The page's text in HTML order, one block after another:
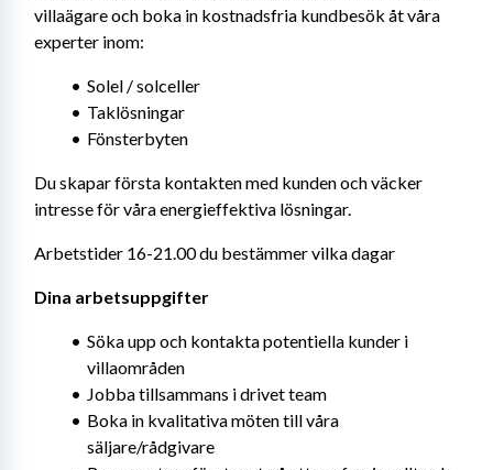
villaägare och boka in kostnadsfria kundbesök åt våra
experter inom:
Solel / solceller
Taklösningar
Fönsterbyten
Du skapar första kontakten med kunden och väcker
intresse för våra energieffektiva lösningar.
Arbetstider 16-21.00 du bestämmer vilka dagar
Dina arbetsuppgifter
Söka upp och kontakta potentiella kunder i
villaområden
Jobba tillsammans i drivet team
Boka in kvalitativa möten till våra
säljare/rådgivare